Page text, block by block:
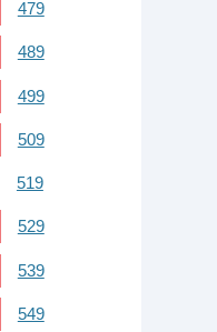
479
489
499
509
519
529
539
549